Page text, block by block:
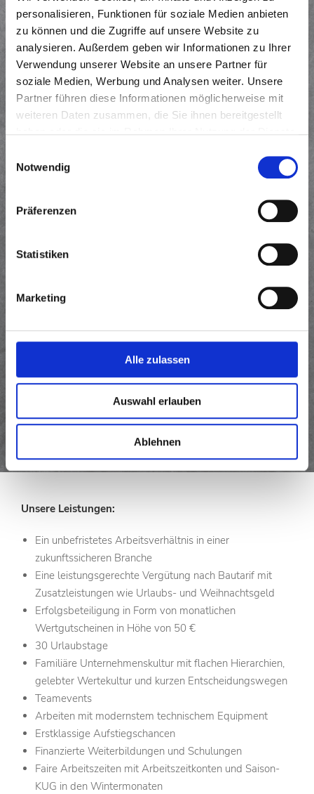
personalisieren, Funktionen für soziale Medien anbieten
zu können und die Zugriffe auf unsere Website zu
analysieren. Außerdem geben wir Informationen zu Ihrer
Verwendung unserer Website an unsere Partner für
soziale Medien, Werbung und Analysen weiter. Unsere
Partner führen diese Informationen möglicherweise mit
weiteren Daten zusammen, die Sie ihnen bereitgestellt
Notwendig
Präferenzen
Statistiken
Marketing
Alle zulassen
Auswahl erlauben
Ablehnen
Ihre Aufgaben:
Anleitung und Beaufsichtigung der Facharbeiter in einem
definierten Aufgabenbereich
Sicherstellung der Arbeitsqualität
Mitarbeit auf der Baustelle
Unterstützung bei der Umsetzung der vom Polier
Meldung von Problemen und Fortschritten an den Polier
ähnliches
Begeisterung und Leidenschaft in Ihrem Berufsbild mit
Absolutes Qualitätsbewusstsein mit Kenntnis der techn.
Kenntnisse der gängigen Normen und Vorschriften im
Selbstständige, zielorientierte und wirtschaftlich geprägte
Arbeitsweise
Flexibilität und Einsatzbereitschaft, absolute Zuverlässigkeit
Gute Deutschkenntnisse
Unsere Leistungen:
Ein unbefristetes Arbeitsverhältnis in einer
zukunftssicheren Branche
Eine leistungsgerechte Vergütung nach Bautarif mit
Zusatzleistungen wie Urlaubs- und Weihnachtsgeld
Erfolgsbeteiligung in Form von monatlichen
Wertgutscheinen in Höhe von 50 €
30 Urlaubstage
Familiäre Unternehmenskultur mit flachen Hierarchien,
gelebter Wertekultur und kurzen Entscheidungswegen
Teamevents
Arbeiten mit modernstem technischem Equipment
Erstklassige Aufstiegschancen
Finanzierte Weiterbildungen und Schulungen
Faire Arbeitszeiten mit Arbeitszeitkonten und Saison-
KUG in den Wintermonaten